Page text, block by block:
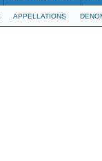
APPELLATIONS